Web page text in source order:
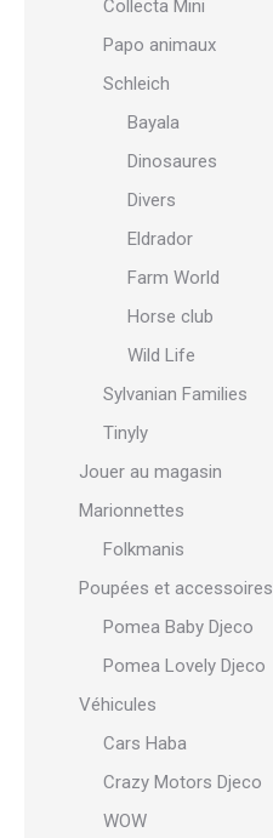
Collecta Mini
Papo animaux
Schleich
Bayala
Dinosaures
Divers
Eldrador
Farm World
Horse club
Wild Life
Sylvanian Families
Tinyly
Jouer au magasin
Marionnettes
Folkmanis
Poupées et accessoires
Pomea Baby Djeco
Pomea Lovely Djeco
Véhicules
Cars Haba
Crazy Motors Djeco
WOW